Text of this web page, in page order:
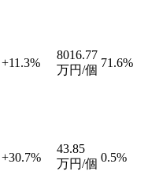
+11.3%
8016.77
万円/個
71.6%
+30.7%
43.85
万円/個 0.5%